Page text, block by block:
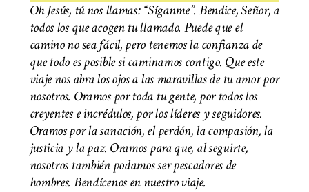
Oh Jesús, tú nos llamas: “Síganme”. Bendice, Señor, a
todos los que acogen tu llamado. Puede que el
camino no sea fácil, pero tenemos la confianza de
que todo es posible si caminamos contigo. Que este
viaje nos abra los ojos a las maravillas de tu amor por
nosotros. Oramos por toda tu gente, por todos los
creyentes e incrédulos, por los líderes y seguidores.
Oramos por la sanación, el perdón, la compasión, la
justicia y la paz. Oramos para que, al seguirte,
nosotros también podamos ser pescadores de
hombres. Bendícenos en nuestro viaje.